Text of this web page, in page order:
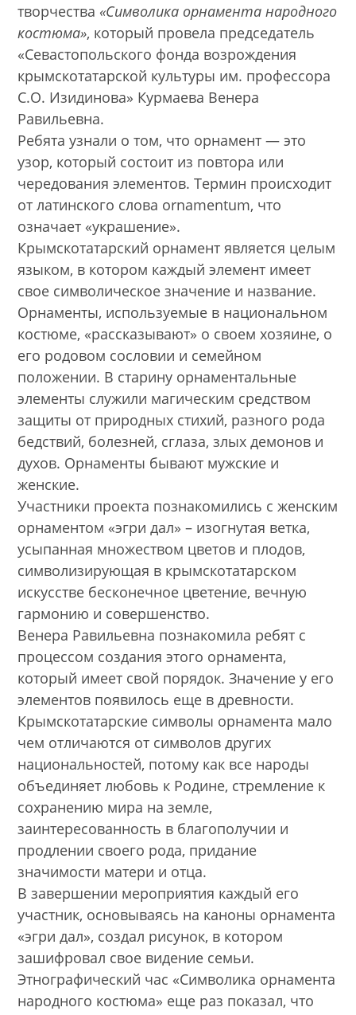
творчества «Символика орнамента народного
костюма», который провела председатель
«Севастопольского фонда возрождения
крымскотатарской культуры им. профессора
С.О. Изидинова» Курмаева Венера
Равильевна.
Ребята узнали о том, что орнамент — это
узор, который состоит из повтора или
чередования элементов. Термин происходит
от латинского слова ornamentum, что
означает «украшение».
Крымскотатарский орнамент является целым
языком, в котором каждый элемент имеет
свое символическое значение и название.
Орнаменты, используемые в национальном
костюме, «рассказывают» о своем хозяине, о
его родовом сословии и семейном
положении. В старину орнаментальные
элементы служили магическим средством
защиты от природных стихий, разного рода
бедствий, болезней, сглаза, злых демонов и
духов. Орнаменты бывают мужские и
женские.
Участники проекта познакомились с женским
орнаментом «эгри дал» – изогнутая ветка,
усыпанная множеством цветов и плодов,
символизирующая в крымскотатарском
искусстве бесконечное цветение, вечную
гармонию и совершенство.
Венера Равильевна познакомила ребят с
процессом создания этого орнамента,
который имеет свой порядок. Значение у его
элементов появилось еще в древности.
Крымскотатарские символы орнамента мало
чем отличаются от символов других
национальностей, потому как все народы
объединяет любовь к Родине, стремление к
сохранению мира на земле,
заинтересованность в благополучии и
продлении своего рода, придание
значимости матери и отца.
В завершении мероприятия каждый его
участник, основываясь на каноны орнамента
«эгри дал», создал рисунок, в котором
зашифровал свое видение семьи.
Этнографический час «Символика орнамента
народного костюма» еще раз показал, что